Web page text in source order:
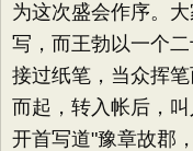
为这次盛会作序。
写，而王勃以一个
接过纸笔，当众挥
而起，转入帐后，
开首写道"豫章故郡